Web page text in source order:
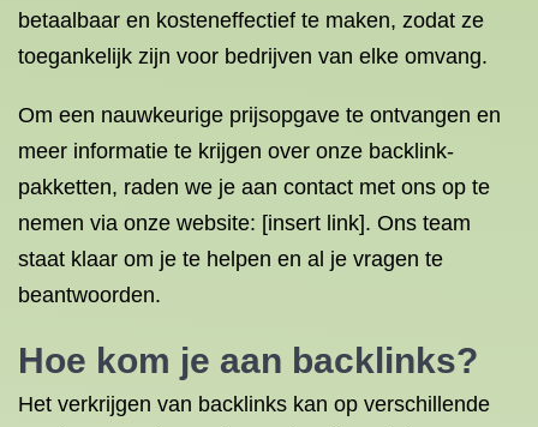
betaalbaar en kosteneffectief te maken, zodat ze
toegankelijk zijn voor bedrijven van elke omvang.
Om een nauwkeurige prijsopgave te ontvangen en
meer informatie te krijgen over onze backlink-
pakketten, raden we je aan contact met ons op te
nemen via onze website: [insert link]. Ons team
staat klaar om je te helpen en al je vragen te
beantwoorden.
Hoe kom je aan backlinks?
Het verkrijgen van backlinks kan op verschillende